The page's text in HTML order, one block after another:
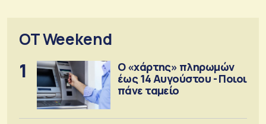
OT Weekend
1
Ο «χάρτης» πληρωμών
έως 14 Αυγούστου - Ποιοι
πάνε ταμείο